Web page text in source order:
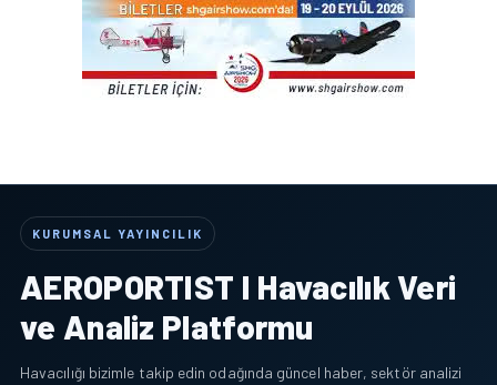
KURUMSAL YAYINCILIK
AEROPORTIST I Havacılık Veri
ve Analiz Platformu
Havacılığı bizimle takip edin odağında güncel haber, sektör analizi